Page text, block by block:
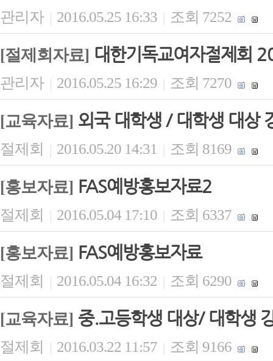
관리자 | 2016.05.25 16:33 | 조회 7252
[절제회자료] 대한기독교여자절제회
관리자 | 2016.05.25 16:29 | 조회 7270
[교육자료] 외국 대학생 / 대학생 대상
절제회 | 2016.05.20 14:31 | 조회 8169
[홍보자료] FAS예방홍보자료2
절제회 | 2016.05.04 17:10 | 조회 6337
[홍보자료] FAS예방홍보자료
절제회 | 2016.05.04 16:32 | 조회 6290
[교육자료] 중.고등학생 대상/ 대학생
절제회 | 2016.03.22 11:57 | 조회 9166